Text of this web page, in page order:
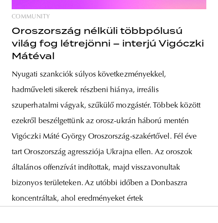
COMMUNITY
Oroszország nélküli többpólusú
világ fog létrejönni – interjú Vigóczki
Mátéval
Nyugati szankciók súlyos következményekkel,
hadműveleti sikerek részbeni hiánya, irreális
szuperhatalmi vágyak, szűkülő mozgástér. Többek között
ezekről beszélgettünk az orosz-ukrán háború mentén
Vigóczki Máté György Oroszország-szakértővel. Fél éve
tart Oroszország agressziója Ukrajna ellen. Az oroszok
általános offenzívát indítottak, majd visszavonultak
bizonyos területeken. Az utóbbi időben a Donbaszra
koncentráltak, ahol eredményeket értek